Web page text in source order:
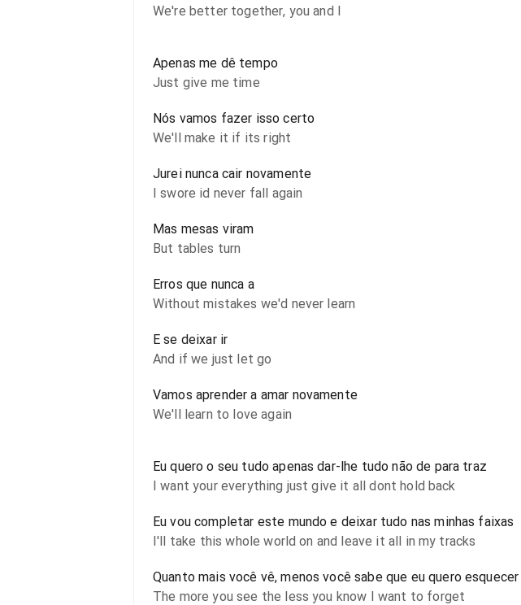
We're better together, you and I
Apenas me dê tempo
Just give me time
Nós vamos fazer isso certo
We'll make it if its right
Jurei nunca cair novamente
I swore id never fall again
Mas mesas viram
But tables turn
Erros que nunca a
Without mistakes we'd never learn
E se deixar ir
And if we just let go
Vamos aprender a amar novamente
We'll learn to love again
Eu quero o seu tudo apenas dar-lhe tudo não de para traz
I want your everything just give it all dont hold back
Eu vou completar este mundo e deixar tudo nas minhas faixas
I'll take this whole world on and leave it all in my tracks
Quanto mais você vê, menos você sabe que eu quero esquecer
The more you see the less you know I want to forget